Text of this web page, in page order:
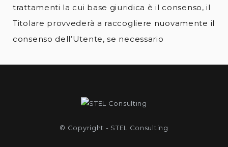
trattamenti la cui base giuridica è il consenso, il
Titolare provvederà a raccogliere nuovamente il
consenso dell’Utente, se necessario
© Copyright - STEL Consulting